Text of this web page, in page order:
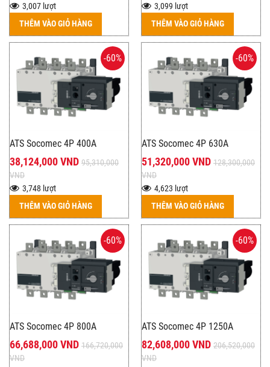
3,007 lượt
THÊM VÀO GIỎ HÀNG
3,099 lượt
THÊM VÀO GIỎ HÀNG
-60%
ATS Socomec 4P 400A
38,124,000 VND 95,310,000
VND
3,748 lượt
THÊM VÀO GIỎ HÀNG
-60%
ATS Socomec 4P 630A
51,320,000 VND 128,300,000
VND
4,623 lượt
THÊM VÀO GIỎ HÀNG
-60%
ATS Socomec 4P 800A
66,688,000 VND 166,720,000
VND
-60%
ATS Socomec 4P 1250A
82,608,000 VND 206,520,000
VND